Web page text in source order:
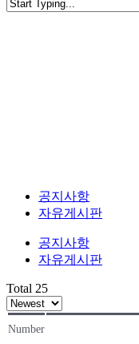
공지사항
자유게시판
공지사항
자유게시판
Total 25
Number